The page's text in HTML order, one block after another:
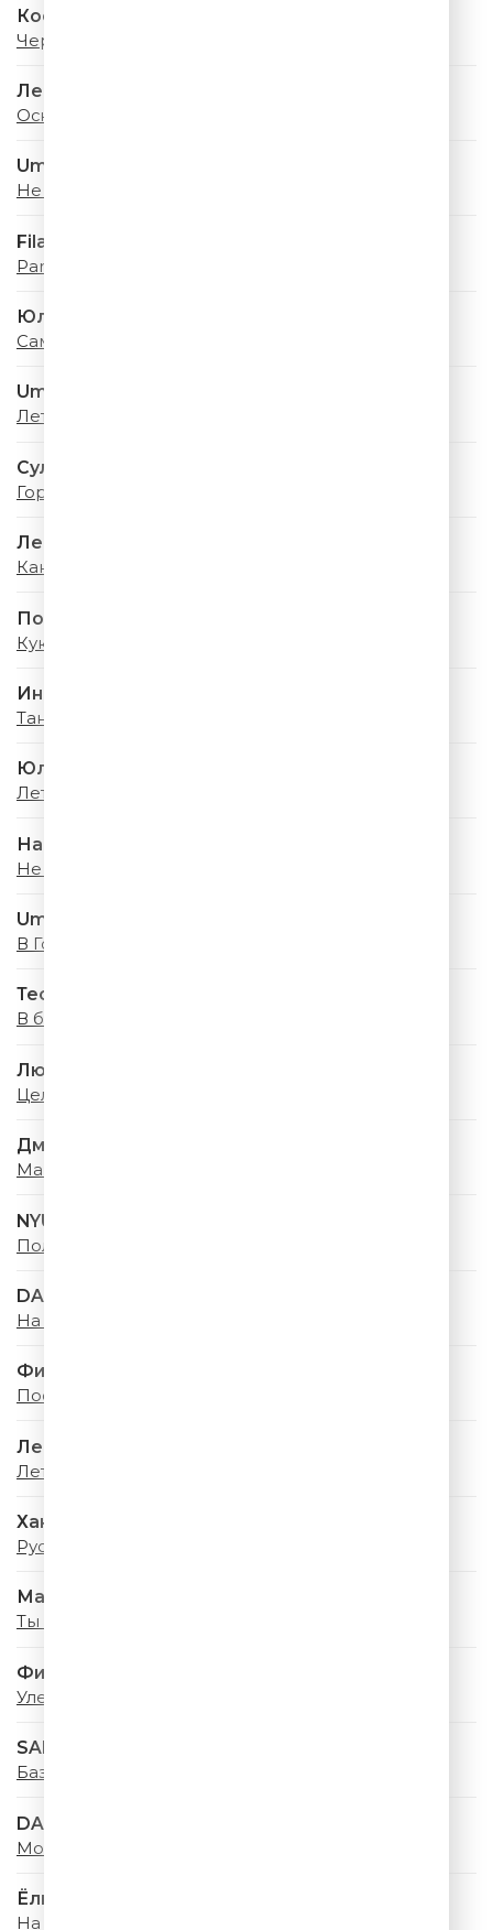
Коста Лакоста
Черри Леди
Ленинград
Оскар
Uma2rman
Не Стой, Танцуй
Filatov & Karas
Party
Юлианна Караулова
Самолёты
Uma2rman
Лето - Это Маленькая Жизнь
Султан Лагучев
Горячая, Гремучая
Леонид Агутин
Каникулы Любви
Полина Гагарина
Кукушка
Инна Маликова & Новые Самоцветы
Танцы На Воде
Юлия Савичева
Летний дождь
Наталья Подольская
Не Бояться
Uma2rman
В Городе Лето
Тестостерон
В белое
Люся Чеботина
Целуй меня
Дмитрий Маликов
Мама Лето
NYUSHA
Полароид
DABRO
На Счастье
Филипп Киркоров
Посмотри, Какое Лето
Леонид Агутин
Летний Дождь
Ханна
Русская красавица
Мари Краймбрери
Ты помнишь
Филипп Киркоров
Улетай, Туча
SABI & MIA BOYKA
Базовый минимум
DABRO
Море, привет
Ёлка
На Большом Воздушном Шаре